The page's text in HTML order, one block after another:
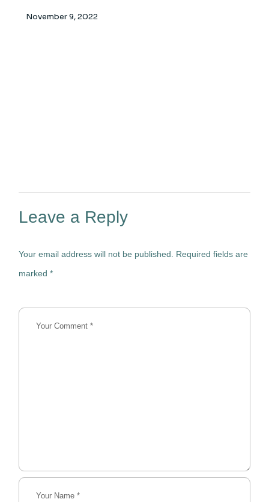
November 9, 2022
Leave a Reply
Your email address will not be published.
Required fields are
marked*